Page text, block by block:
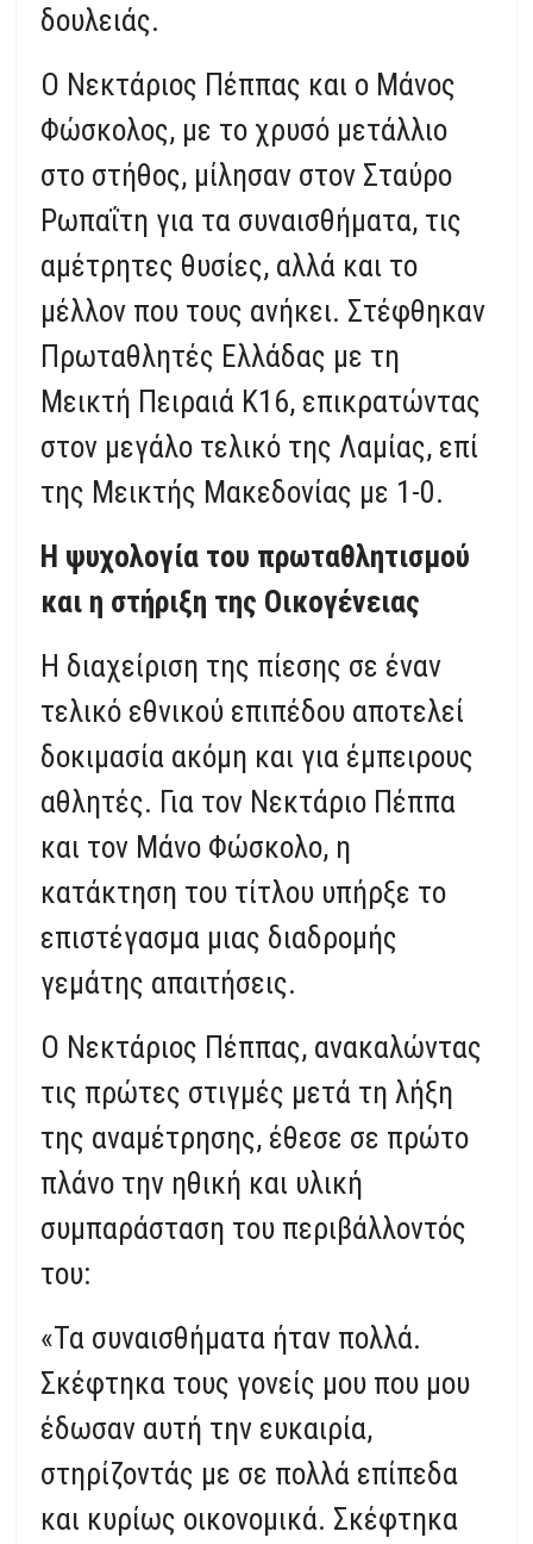
δουλειάς.
Ο Νεκτάριος Πέππας και ο Μάνος
Φώσκολος, με το χρυσό μετάλλιο
στο στήθος, μίλησαν στον Σταύρο
Ρωπαΐτη για τα συναισθήματα, τις
αμέτρητες θυσίες, αλλά και το
μέλλον που τους ανήκει. Στέφθηκαν
Πρωταθλητές Ελλάδας με τη
Μεικτή Πειραιά Κ16, επικρατώντας
στον μεγάλο τελικό της Λαμίας, επί
της Μεικτής Μακεδονίας με 1-0.
Η ψυχολογία του πρωταθλητισμού
και η στήριξη της Οικογένειας
Η διαχείριση της πίεσης σε έναν
τελικό εθνικού επιπέδου αποτελεί
δοκιμασία ακόμη και για έμπειρους
αθλητές. Για τον Νεκτάριο Πέππα
και τον Μάνο Φώσκολο, η
κατάκτηση του τίτλου υπήρξε το
επιστέγασμα μιας διαδρομής
γεμάτης απαιτήσεις.
Ο Νεκτάριος Πέππας, ανακαλώντας
τις πρώτες στιγμές μετά τη λήξη
της αναμέτρησης, έθεσε σε πρώτο
πλάνο την ηθική και υλική
συμπαράσταση του περιβάλλοντός
του:
«Τα συναισθήματα ήταν πολλά.
Σκέφτηκα τους γονείς μου που μου
έδωσαν αυτή την ευκαιρία,
στηρίζοντάς με σε πολλά επίπεδα
και κυρίως οικονομικά. Σκέφτηκα